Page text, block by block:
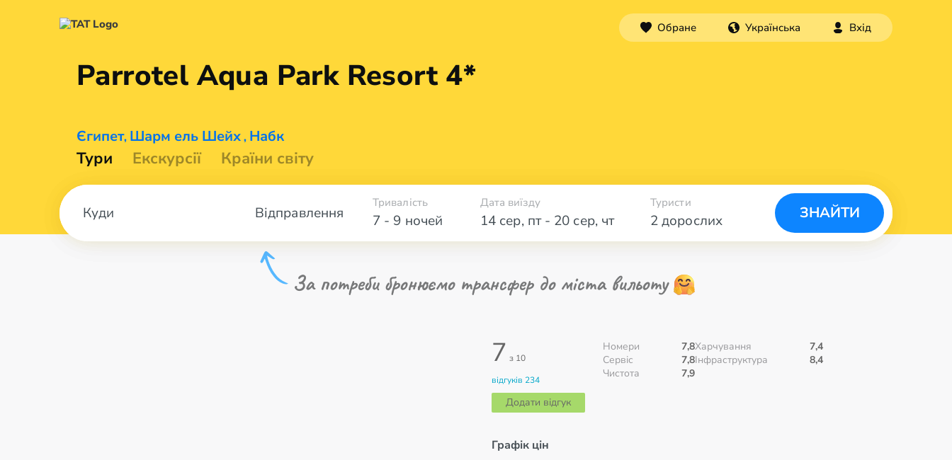
Обране Українська Вхід
Parrotel Aqua Park Resort 4*
Єгипет, Шарм ель Шейх , Набк
Тури Екскурсії Країни світу
Відправлення 7 - 9 ночей
Тривалість Дата виїзду
14 сер, пт- 20 сер, чт 2 дорослих
Туристи
ЗНАЙТИ
За потреби бронюємо трансфер до міста вильоту
7 з 10
відгуків 234
Додати відгук
Номери
7,8
Сервіс
7,8
Чистота
7,9
Харчування
7,4
Інфраструктура
8,4
Графік цін